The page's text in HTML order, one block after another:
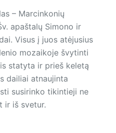
– Marcinkonių
apaštalų Simono ir
Visus į juos atėjusius
mozaikoje švytinti
statyta ir prieš keletą
dailiai atnaujinta
susirinko tikintieji ne
ir iš svetur.